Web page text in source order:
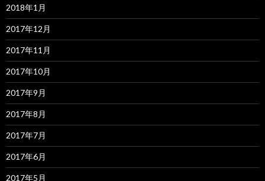
2018年1月
2017年12月
2017年11月
2017年10月
2017年9月
2017年8月
2017年7月
2017年6月
2017年5月